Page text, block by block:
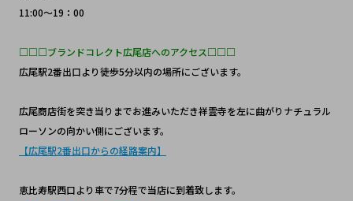
11:00～19：00
□□□ブランドコレクト広尾店へのアクセス□□□
広尾駅2番出口より徒歩5分以内の場所にございます。
広尾商店街を突き当りまでお進みいただき祥雲寺を左に曲がりナチュラル
ローソンの向かい側にございます。
【広尾駅2番出口からの経路案内】
恵比寿駅西口より車で7分程で当店に到着致します。